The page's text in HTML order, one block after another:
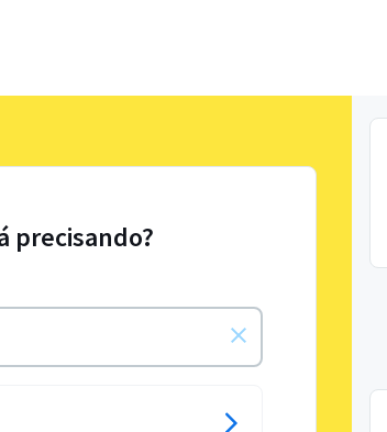
precisando?